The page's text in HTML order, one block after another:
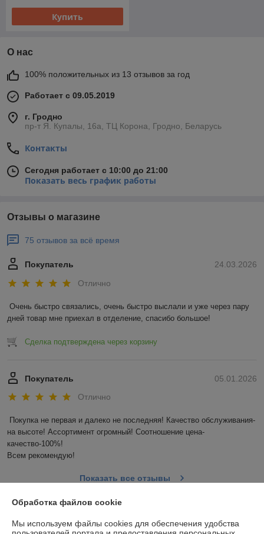
Купить
О нас
100% положительных из 13 отзывов за год
Работает с 09.05.2019
г. Гродно
пр-т Я. Купалы, 16а, ТЦ Корона, Гродно, Беларусь
Контакты
Сегодня работает с 10:00 до 21:00
Показать весь график работы
Отзывы о магазине
75 отзывов за всё время
24.03.2026
Покупатель
Отлично
Очень быстро связались, очень быстро выслали и уже через пару
дней товар мне приехал в отделение, спасибо большое!
Сделка подтверждена через корзину
05.01.2026
Покупатель
Отлично
Покупка не первая и далеко не последняя! Качество обслуживания-
на высоте! Ассортимент огромный! Соотношение цена-
качество-100%!
Всем рекомендую!
Показать все отзывы
Обработка файлов cookie
Мы используем файлы cookies для обеспечения удобства